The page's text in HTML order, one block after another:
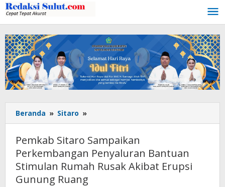
Lewati
ke
konten
Beranda » Sitaro »
Sitaro
Sampaikan
Perkembangan
Penyaluran
Bantuan
Pemkab Sitaro Sampaikan
Perkembangan Penyaluran Bantuan
Stimulan Rumah Rusak Akibat Erupsi
Gunung Ruang